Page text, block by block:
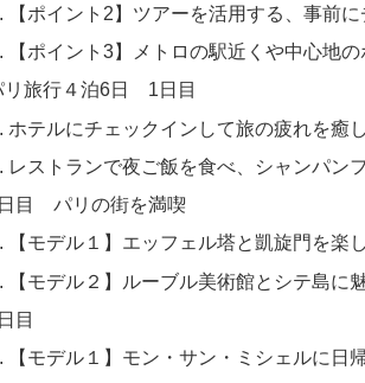
【ポイント2】ツアーを活用する、事前
【ポイント3】メトロの駅近くや中心地
リ旅行４泊6日 1日目
ホテルにチェックインして旅の疲れを癒
レストランで夜ご飯を食べ、シャンパン
目 パリの街を満喫
【モデル１】エッフェル塔と凱旋門を楽
【モデル２】ルーブル美術館とシテ島に
目
【モデル１】モン・サン・ミシェルに日